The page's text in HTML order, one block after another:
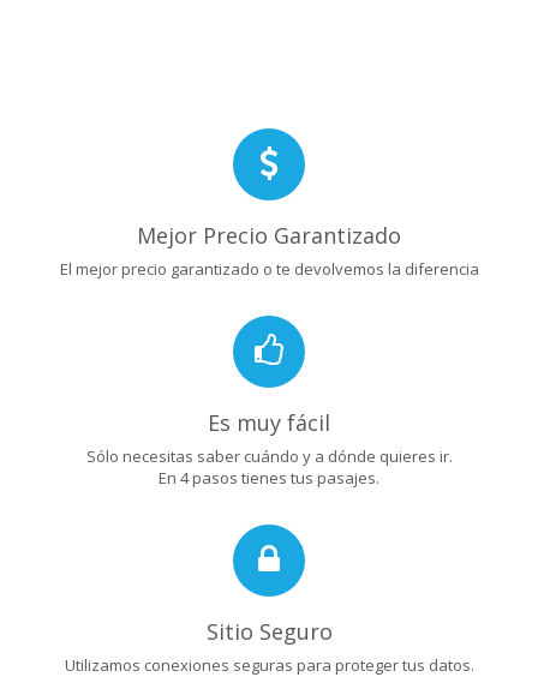
Mejor Precio Garantizado
El mejor precio garantizado o te devolvemos la diferencia
Es muy fácil
Sólo necesitas saber cuándo y a dónde quieres ir.
En 4 pasos tienes tus pasajes.
Sitio Seguro
Utilizamos conexiones seguras para proteger tus datos.